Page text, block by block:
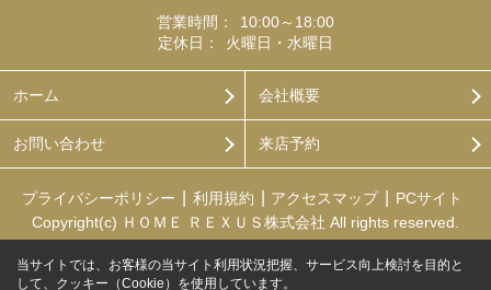
営業時間：
10:00～18:00
定休日：
火曜日・水曜日
ホーム 会社概要
お問い合わせ 来店予約
プライバシーポリシー 利用規約 アクセスマップ
PCサイト
Copyright(c) ＨＯＭＥ ＲＥＸＵＳ株式会社 All rights reserved.
当サイトでは、お客様の当サイト利用状況把握、サービス向上検討を目的と
して、クッキー（Cookie）を使用しています。